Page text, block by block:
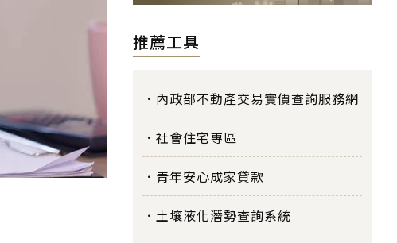
推薦工具
內政部不動產交易實價查詢服務網
社會住宅專區
青年安心成家貸款
土壤液化潛勢查詢系統